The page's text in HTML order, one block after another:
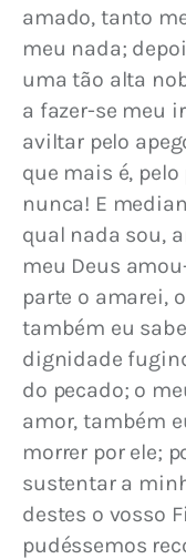
amado, tanto
meu nada;
uma tão alta
a fazer-se meu
aviltar pelo
que mais é, pelo
nunca! E
qual nada sou,
meu Deus
parte o amarei,
também eu
dignidade
do pecado; o
amor, também
morrer por ele;
sustentar a
destes o vosso
pudéssemos